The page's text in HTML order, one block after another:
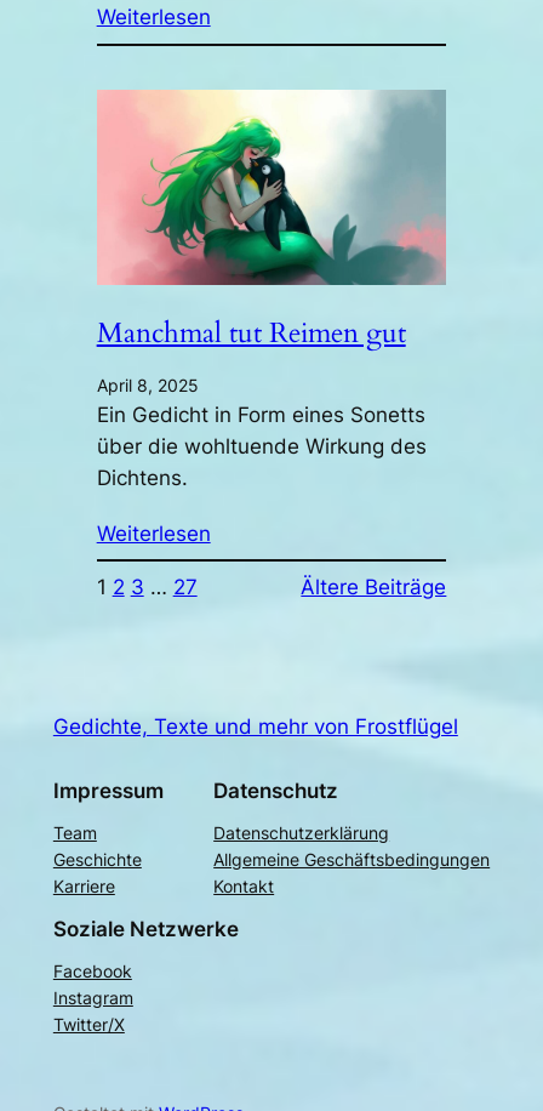
Weiterlesen
Manchmal tut Reimen gut
April 8, 2025
Ein Gedicht in Form eines Sonetts
über die wohltuende Wirkung des
Dichtens.
Weiterlesen
1 2 3 … 27 Ältere Beiträge
Gedichte, Texte und mehr von Frostflügel
Impressum
Team
Geschichte
Karriere
Datenschutz
Datenschutzerklärung
Allgemeine Geschäftsbedingungen
Kontakt
Soziale Netzwerke
Facebook
Instagram
Twitter/X